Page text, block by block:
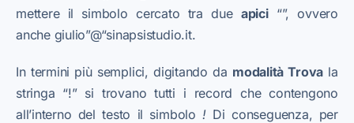
mettere il simbolo cercato tra due apici“”, ovvero
anche giulio”@“sinapsistudio.it.
In termini più semplici, digitando da modalità Trova la
stringa “!” si trovano tutti i record che contengono
all’interno del testo il simbolo!Di conseguenza, per